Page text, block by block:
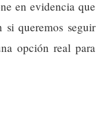
en evidencia que
si queremos seguir
opción real para